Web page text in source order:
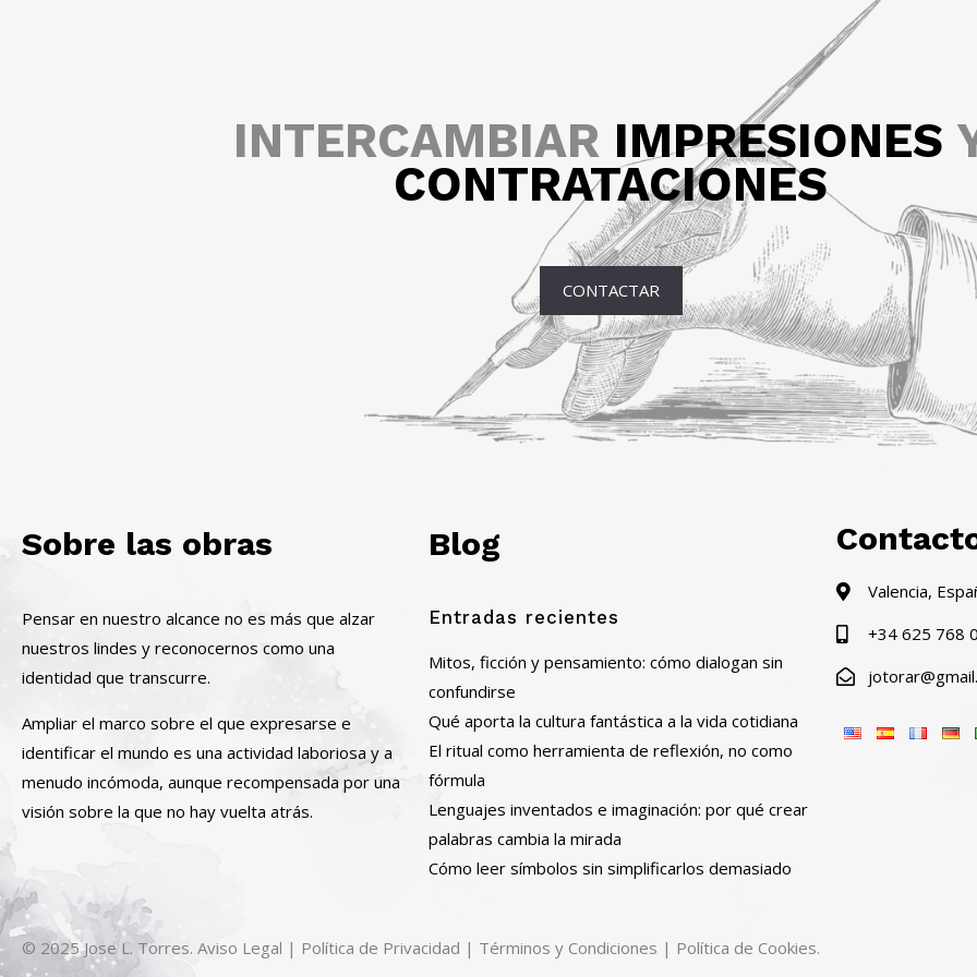
INTERCAMBIAR IMPRESIONES
CONTRATACIONES
CONTACTAR
Sobre las obras
Pensar en nuestro alcance no es más que alzar
nuestros lindes y reconocernos como una
identidad que transcurre.
Ampliar el marco sobre el que expresarse e
identificar el mundo es una actividad laboriosa y a
menudo incómoda, aunque recompensada por una
visión sobre la que no hay vuelta atrás.
Blog
Entradas recientes
Mitos, ficción y pensamiento: cómo dialogan sin
confundirse
Qué aporta la cultura fantástica a la vida cotidiana
El ritual como herramienta de reflexión, no como
fórmula
Lenguajes inventados e imaginación: por qué crear
palabras cambia la mirada
Cómo leer símbolos sin simplificarlos demasiado
Valencia,
+34 625 768
© 2025 Jose L. Torres. Aviso Legal | Política de Privacidad | Términos y Condiciones | Política de Cookies.